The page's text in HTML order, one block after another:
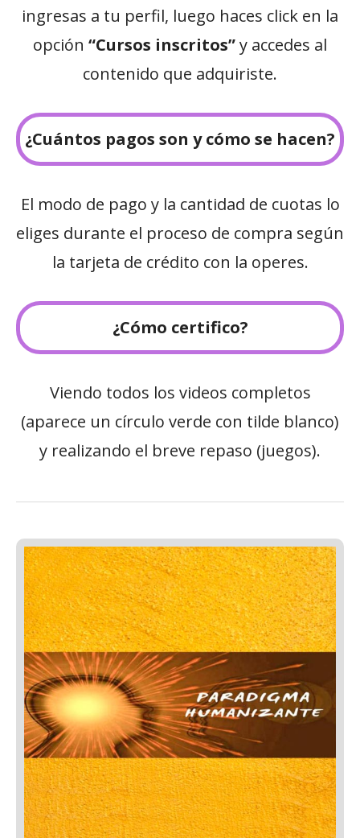
ingresas a tu perfil, luego haces click en la
opción “Cursos inscritos”y accedes al
contenido que adquiriste.
¿Cuántos pagos son y cómo se hacen?
El modo de pago y la cantidad de cuotas lo
eliges durante el proceso de compra según
la tarjeta de crédito con la operes.
¿Cómo certifico?
Viendo todos los videos completos
(aparece un círculo verde con tilde blanco)
y realizando el breve repaso (juegos).